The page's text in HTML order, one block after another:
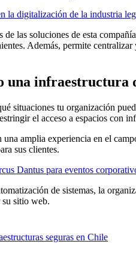
la digitalización de la industria
de las soluciones de esta
Además, permite
una
situaciones tu organización
el acceso a espacios con
una amplia experiencia en el
sus clientes.
Dantus para eventos
de sistemas, la
sitio web.
seguras en Chile